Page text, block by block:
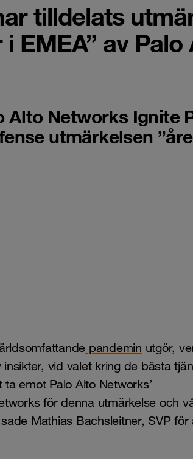
tilldelats
EMEA” av Palo
Alto Networks Ignite
utmärkelsen
pandemin utgör,
vid valet kring de bästa
emot Palo Alto Networks’
för denna utmärkelse och
Mathias Bachsleitner, SVP för